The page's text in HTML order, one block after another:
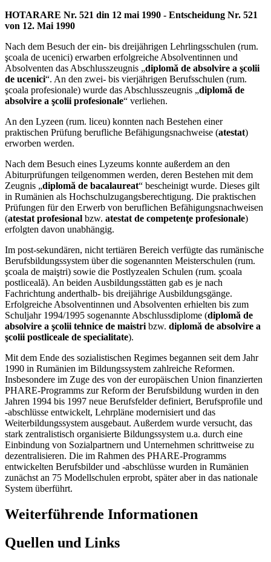
HOTARARE Nr. 521 din 12 mai 1990 - Entscheidung Nr. 521
von 12. Mai 1990
Nach dem Besuch der ein- bis dreijährigen Lehrlingsschulen (rum.
şcoala de ucenici) erwarben erfolgreiche Absolventinnen und
Absolventen das Abschlusszeugnis „diplomă de absolvire a şcolii
de ucenici“. An den zwei- bis vierjährigen Berufsschulen (rum.
şcoala profesionale) wurde das Abschlusszeugnis „diplomă de
absolvire a şcolii profesionale“ verliehen.
An den Lyzeen (rum. liceu) konnten nach Bestehen einer
praktischen Prüfung berufliche Befähigungsnachweise (atestat)
erworben werden.
Nach dem Besuch eines Lyzeums konnte außerdem an den
Abiturprüfungen teilgenommen werden, deren Bestehen mit dem
Zeugnis „diplomă de bacalaureat“ bescheinigt wurde. Dieses gilt
in Rumänien als Hochschulzugangsberechtigung. Die praktischen
Prüfungen für den Erwerb von beruflichen Befähigungsnachweisen
(atestat profesional bzw. atestat de competenţe profesionale)
erfolgten davon unabhängig.
Im post-sekundären, nicht tertiären Bereich verfügte das rumänische
Berufsbildungssystem über die sogenannten Meisterschulen (rum.
şcoala de maiştri) sowie die Postlyzealen Schulen (rum. şcoala
postliceală). An beiden Ausbildungsstätten gab es je nach
Fachrichtung anderthalb- bis dreijährige Ausbildungsgänge.
Erfolgreiche Absolventinnen und Absolventen erhielten bis zum
Schuljahr 1994/1995 sogenannte Abschlussdiplome (diplomă de
absolvire a şcolii tehnice de maistri bzw. diplomă de absolvire a
şcolii postliceale de specialitate).
Mit dem Ende des sozialistischen Regimes begannen seit dem Jahr
1990 in Rumänien im Bildungssystem zahlreiche Reformen.
Insbesondere im Zuge des von der europäischen Union finanzierten
PHARE-Programms zur Reform der Berufsbildung wurden in den
Jahren 1994 bis 1997 neue Berufsfelder definiert, Berufsprofile und
-abschlüsse entwickelt, Lehrpläne modernisiert und das
Weiterbildungssystem ausgebaut. Außerdem wurde versucht, das
stark zentralistisch organisierte Bildungssystem u.a. durch eine
Einbindung von Sozialpartnern und Unternehmen schrittweise zu
dezentralisieren. Die im Rahmen des PHARE-Programms
entwickelten Berufsbilder und -abschlüsse wurden in Rumänien
zunächst an 75 Modellschulen erprobt, später aber in das nationale
System überführt.
Weiterführende Informationen
Quellen und Links